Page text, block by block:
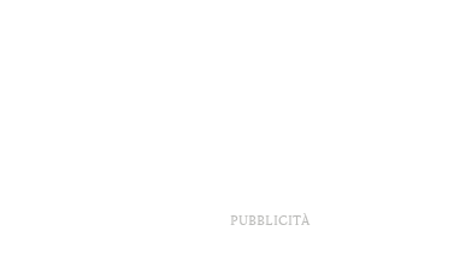
PUBBLICITÀ